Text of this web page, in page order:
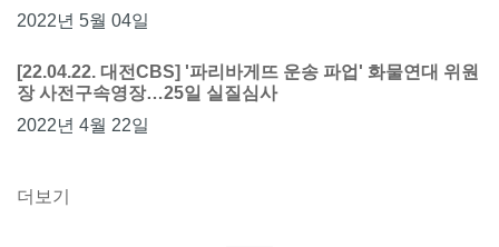
2022년 5월 04일
[22.04.22. 대전CBS] '파리바게뜨 운송 파업' 화물연대 위원
장 사전구속영장…25일 실질심사
2022년 4월 22일
더보기